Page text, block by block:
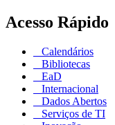
Acesso Rápido
Calendários
Bibliotecas
EaD
Internacional
Dados Abertos
Serviços de TI